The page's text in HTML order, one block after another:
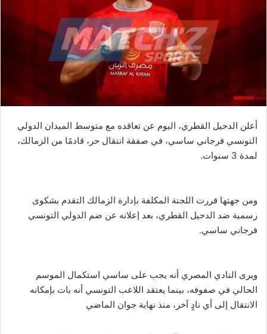
أعلن الدحيل القطري، اليوم عن تعاقده مع متوسط الميدان الدولي
التونسي فرجاني ساسي، في صفقة انتقال حر، قادمًا من الزمالك،
لمدة 3 سنوات.
ومن جهتها قررت اللجنة المكلفة بإدارة الزمالك التقدم بشكوى
رسمية ضد الدحيل القطري، بعد إعلانه عن ضم الدولي التونسي
فرجاني ساسي.
ويرى النادي المصري أنه يجب على ساسي استكمال الموسم
الحالي في صفوفه، بينما يعتقد اللاعب التونسي أنه بات بإمكانه
الانتقال إلى أي نادٍ آخر، منذ نهاية جوان الماضي